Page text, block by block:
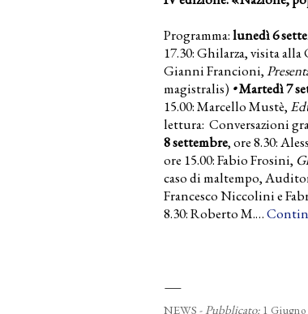
Programma:lunedì 6
17.30: Ghilarza, visita
Gianni Francioni,
magistralis) •Martedì 7
15.00: Marcello Mustè,
lettura: Conversazioni
8 settembre, ore 8.30:
ore 15.00: Fabio Frosini,
caso di maltempo,
Francesco Niccolini e
8.30: Roberto M.…
—
NEWS -Pubblicato: 1 Giugno